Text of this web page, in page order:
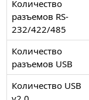
Количество
разъемов RS-
232/422/485
Количество
разъемов USB
Количество USB